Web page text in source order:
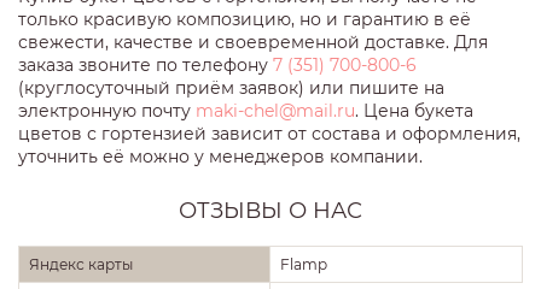
только красивую композицию, но и гарантию в её
свежести, качестве и своевременной доставке. Для
заказа звоните по телефону 7 (351) 700-800-6
(круглосуточный приём заявок) или пишите на
электронную почту maki-chel@mail.ru. Цена букета
цветов с гортензией зависит от состава и оформления,
уточнить её можно у менеджеров компании.
ОТЗЫВЫ О НАС
Яндекс карты
Flamp